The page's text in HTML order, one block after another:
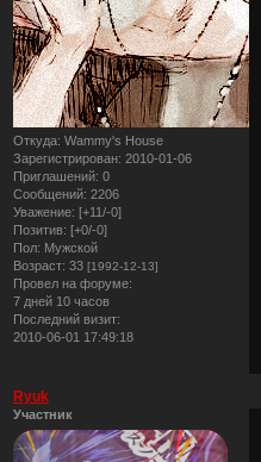
Откуда: Wammy's House
Зарегистрирован: 2010-01-06
Приглашений: 0
Сообщений: 2206
Уважение: [+11/-0]
Позитив: [+0/-0]
Пол: Мужской
Возраст: 33 [1992-12-13]
Провел на форуме:
7 дней 10 часов
Последний визит:
2010-06-01 17:49:18
Ryuk
Участник